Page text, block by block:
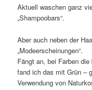
Aktuell waschen ganz
„Shampoobars“.
Aber auch neben der
„Modeerscheinungen“.
Fängt an, bei Farben
fand ich das mit Grün –
Verwendung von